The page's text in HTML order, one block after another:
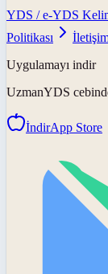
YDS / e-YDS
Politikası
Uygulamayı indir
UzmanYDS
İndirApp Store